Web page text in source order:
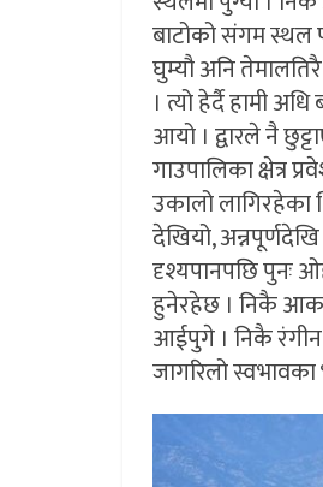
बाटोको संगम स्थल
घुम्यौ अनि
। त्यो हेर्दै हामी
आयो । द्वारले नै
गाउपालिका क्षेत्र
उकालो लागिरहेका
देखियो,
दृश्यपानपछि पुनः
हुनेरहेछ । निकै
आईपुगे । निकै रंगीन
जागरिलो